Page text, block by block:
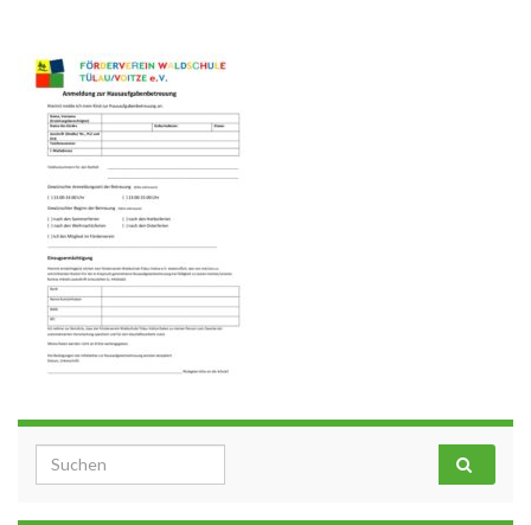
Search for: